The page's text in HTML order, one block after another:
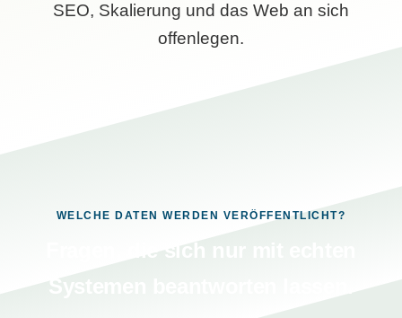
SEO, Skalierung und das Web an sich
offenlegen.
WELCHE DATEN WERDEN VERÖFFENTLICHT?